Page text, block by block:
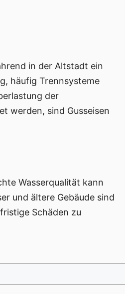
in der Altstadt ein
häufig Trennsysteme
der
werden, sind Gusseisen
Wasserqualität kann
und ältere Gebäude sind
Schäden zu